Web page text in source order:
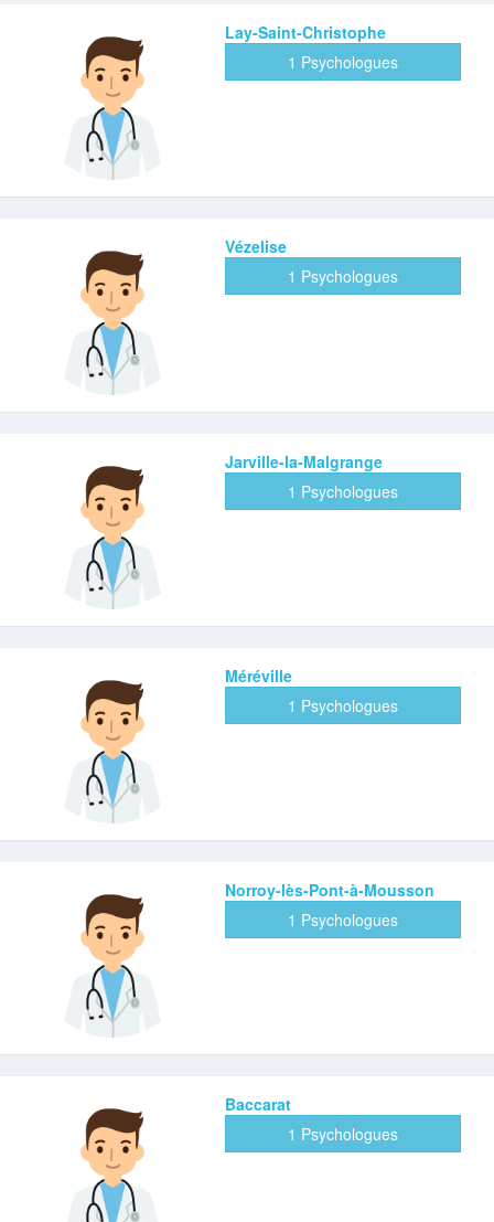
Lay-Saint-Christophe
1 Psychologues
Vézelise
1 Psychologues
Jarville-la-Malgrange
1 Psychologues
Méréville
1 Psychologues
Norroy-lès-Pont-à-Mousson
1 Psychologues
Baccarat
1 Psychologues